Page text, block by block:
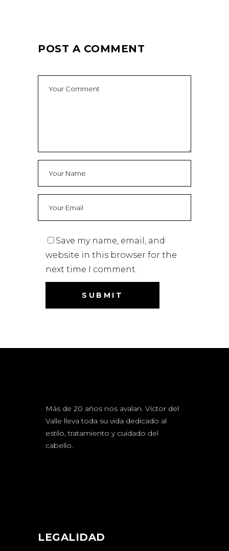
POST A COMMENT
Save my name, email, and
website in this browser for the
next time I comment.
Más de 20 años nos avalan. Víctor del
Valle lleva toda su vida dedicado al
estilo, tratamiento y cuidado del
cabello.
LEGALIDAD